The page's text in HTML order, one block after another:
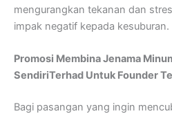
mengurangkan tekanan dan
impak negatif kepada kesuburan.
Promosi Membina Jenama
SendiriTerhad Untuk Founder
Bagi pasangan yang ingin